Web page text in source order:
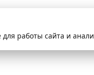
работы сайта и